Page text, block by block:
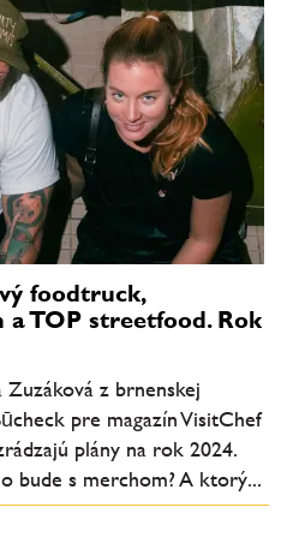
foodtruck,
TOP streetfood. Rok
Zuzáková z brnenskej
pre magazín VisitChef
plány na rok 2024.
bude s merchom? A ktorý...